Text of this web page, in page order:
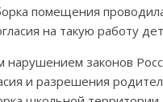
помещения
на такую работу
нарушением законов
и разрешения